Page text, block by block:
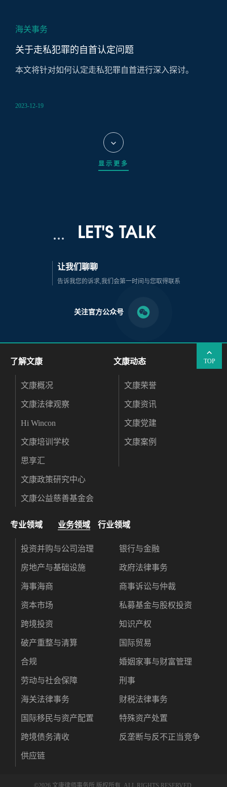
海关事务
关于走私犯罪的自首认定问题
本文将针对如何认定走私犯罪自首进行深入探讨。
2023-12-19
显示更多
LET'S TALK
让我们聊聊
告诉我您的诉求,我们会第一时间与您取得联系
关注官方公众号
TOP
了解文康
文康概况
文康法律观察
Hi Wincon
文康培训学校
思享汇
文康政策研究中心
文康公益慈善基金会
专业领域 业务领域 行业领域
投资并购与公司治理 银行与金融
房地产与基础设施 政府法律事务
海事海商 商事诉讼与仲裁
资本市场 私募基金与股权投资
跨境投资 知识产权
破产重整与清算 国际贸易
合规 婚姻家事与财富管理
劳动与社会保障 刑事
海关法律事务 财税法律事务
国际移民与资产配置 特殊资产处置
跨境债务清收 反垄断与反不正当竞争
供应链
文康动态
文康荣誉
文康资讯
文康党建
文康案例
©2026 文康律师事务所 版权所有. ALL RIGHTS RESERVED.